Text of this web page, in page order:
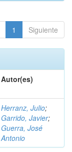
1 Siguiente
Autor(es)
Herranz, Julio;
Garrido, Javier;
Guerra, José
Antonio